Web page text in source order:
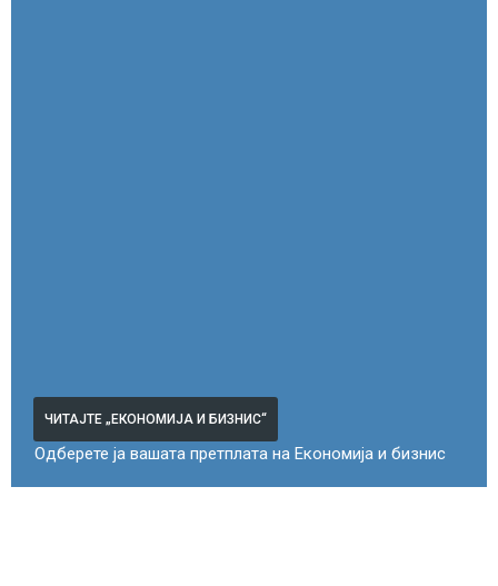
ЧИТАЈТЕ „ЕКОНОМИЈА И БИЗНИС“
Одберете ја вашата претплата на Економија и бизнис